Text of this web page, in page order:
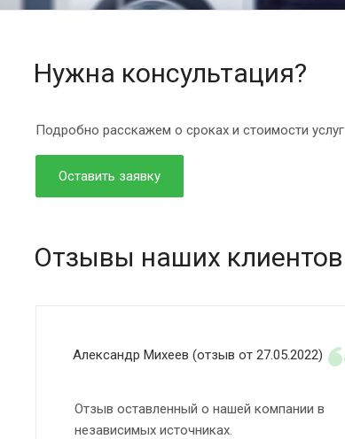
Нужна консультация?
Подробно расскажем о сроках и стоимости услуг
Оставить заявку
Отзывы наших клиентов
Александр Михеев (отзыв от 27.05.2022)
Отзыв оставленный о нашей компании в
независимых источниках.